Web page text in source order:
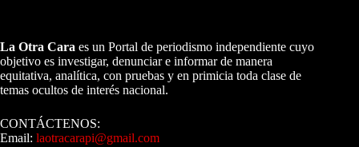
La Otra Cara es un Portal de periodismo independiente cuyo
objetivo es investigar, denunciar e informar de manera
equitativa, analítica, con pruebas y en primicia toda clase de
temas ocultos de interés nacional.
CONTÁCTENOS:
Email: laotracarapi@gmail.com